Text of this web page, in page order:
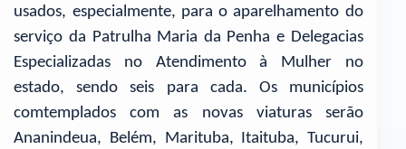
usados, especialmente, para o aparelhamento do
serviço da Patrulha Maria da Penha e Delegacias
Especializadas no Atendimento à Mulher no
estado, sendo seis para cada. Os municípios
comtemplados com as novas viaturas serão
Ananindeua, Belém, Marituba, Itaituba, Tucurui,